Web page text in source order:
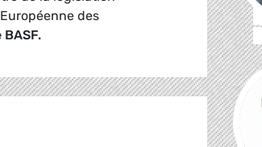
des